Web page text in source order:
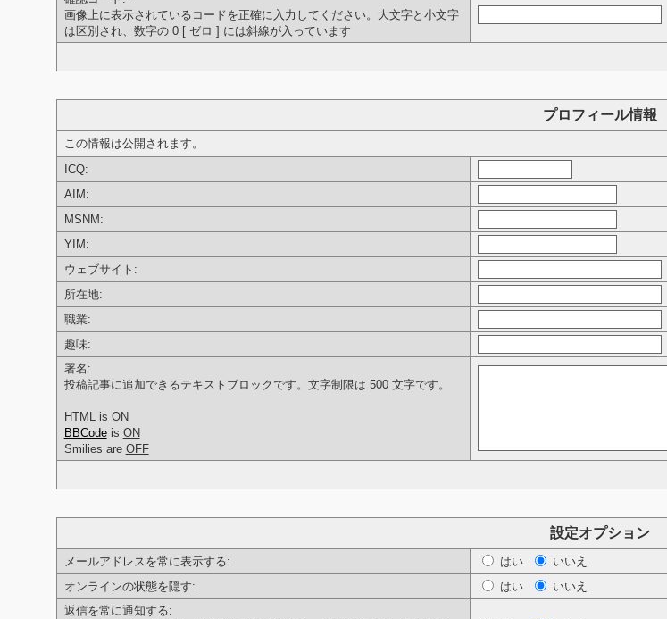
画像上に表示されているコードを正確に入力してください。大文字と小文字
は区別され、数字の 0 [ ゼロ ] には斜線が入っています
プロフィール情報
この情報は公開されます。
ICQ:
AIM:
MSNM:
YIM:
ウェブサイト:
所在地:
職業:
趣味:
署名:
投稿記事に追加できるテキストブロックです。文字制限は 500 文字です。
HTML is ON
BBCodeis ON
Smilies are OFF
設定オプション
メールアドレスを常に表示する: はい
いいえ
オンラインの状態を隠す:
はい
いいえ
返信を常に通知する: